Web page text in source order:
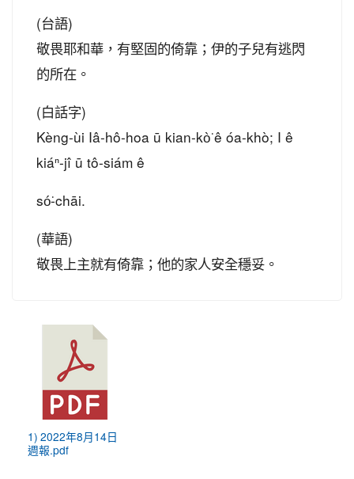
(台語)
敬畏耶和華，有堅固的倚靠；伊的子兒有逃閃
的所在。
(白話字)
Kèng-ùi Iâ-hô-hoa ū kian-kò͘ ê óa-khò; I ê
kiáⁿ-jî ū tô-siám ê
só͘-chāi.
(華語)
敬畏上主就有倚靠；他的家人安全穩妥。
1) 2022年8月14日
週報.pdf